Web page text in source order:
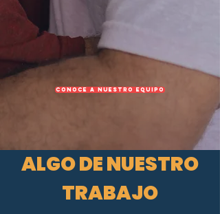
CONOCE A NUESTRO EQUIPO
ALGO DE NUESTRO
TRABAJO